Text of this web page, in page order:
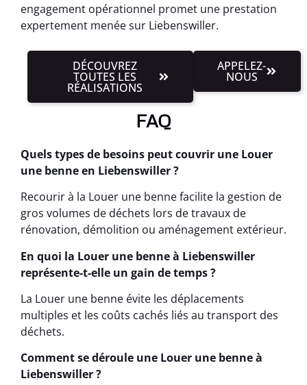
engagement opérationnel promet une prestation
expertement menée sur Liebenswiller.
DÉCOUVREZ
TOUTES LES
RÉALISATIONS
APPELEZ-
NOUS
FAQ
Quels types de besoins peut couvrir une Louer
une benne en Liebenswiller ?
Recourir à la Louer une benne facilite la gestion de
gros volumes de déchets lors de travaux de
rénovation, démolition ou aménagement extérieur.
En quoi la Louer une benne à Liebenswiller
représente-t-elle un gain de temps ?
La Louer une benne évite les déplacements
multiples et les coûts cachés liés au transport des
déchets.
Comment se déroule une Louer une benne à
Liebenswiller ?